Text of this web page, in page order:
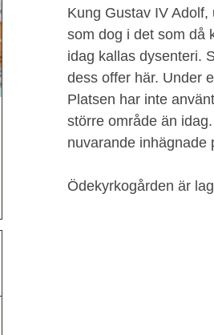
Kung Gustav IV
som dog i det som då
idag kallas dysenteri.
dess offer här. Under
Platsen har inte
större område än
nuvarande inhägnade
Ödekyrkogården är